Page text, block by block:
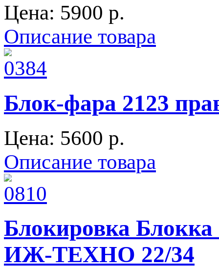
Цена: 5900 p.
Описание товара
Блок-фара 2123
Цена: 5600 p.
Описание товара
Блокировка Блокка
ИЖ-ТЕХНО 22/34